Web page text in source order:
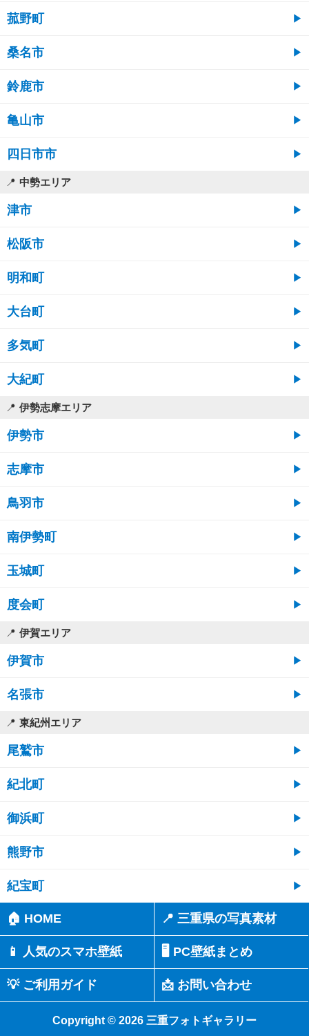
菰野町
桑名市
鈴鹿市
亀山市
四日市市
中勢エリア
津市
松阪市
明和町
大台町
多気町
大紀町
伊勢志摩エリア
伊勢市
志摩市
鳥羽市
南伊勢町
玉城町
度会町
伊賀エリア
伊賀市
名張市
東紀州エリア
尾鷲市
紀北町
御浜町
熊野市
紀宝町
🏠 HOME 📍 三重県の写真素材
📱 人気のスマホ壁紙 🖥️ PC壁紙まとめ
💡 ご利用ガイド 📩 お問い合わせ
Copyright © 2026 三重フォトギャラリー